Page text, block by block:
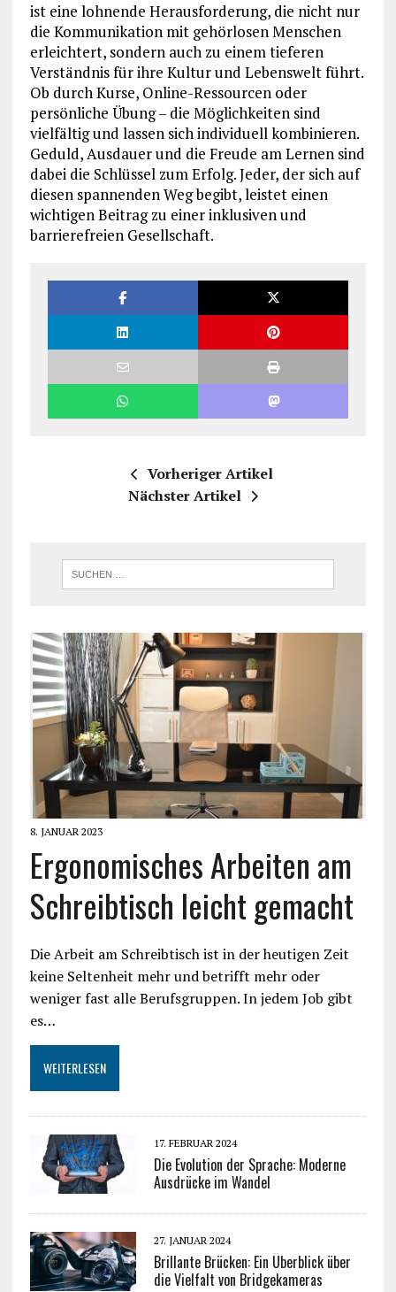
ist eine lohnende Herausforderung, die nicht nur
die Kommunikation mit gehörlosen Menschen
erleichtert, sondern auch zu einem tieferen
Verständnis für ihre Kultur und Lebenswelt führt.
Ob durch Kurse, Online-Ressourcen oder
persönliche Übung – die Möglichkeiten sind
vielfältig und lassen sich individuell kombinieren.
Geduld, Ausdauer und die Freude am Lernen sind
dabei die Schlüssel zum Erfolg. Jeder, der sich auf
diesen spannenden Weg begibt, leistet einen
wichtigen Beitrag zu einer inklusiven und
barrierefreien Gesellschaft.
Vorheriger Artikel
Nächster Artikel
8. JANUAR 2023
Ergonomisches Arbeiten am
Schreibtisch leicht gemacht
Die Arbeit am Schreibtisch ist in der heutigen Zeit
keine Seltenheit mehr und betrifft mehr oder
weniger fast alle Berufsgruppen. In jedem Job gibt
es…
WEITERLESEN
17. FEBRUAR 2024
Die Evolution der Sprache: Moderne
Ausdrücke im Wandel
27. JANUAR 2024
Brillante Brücken: Ein Überblick über
die Vielfalt von Bridgekameras